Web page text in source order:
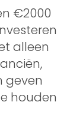
€2000
alleen
geven
houden